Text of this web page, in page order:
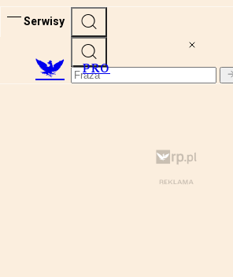
Serwisy
PRO